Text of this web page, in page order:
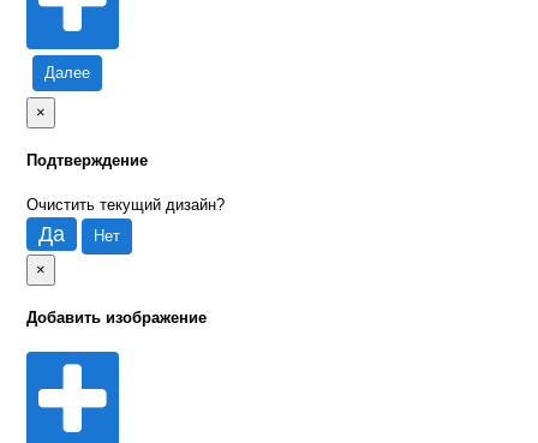
Далее
×
Подтверждение
Очистить текущий дизайн?
Да
Нет
×
Добавить изображение